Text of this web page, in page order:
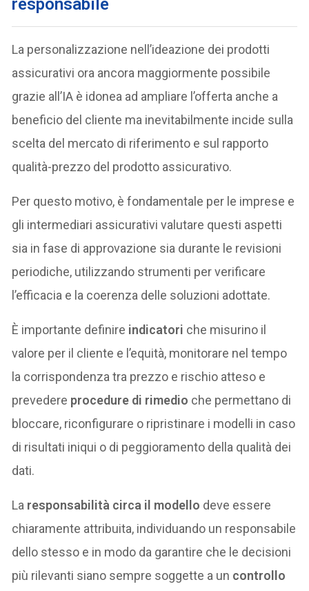
responsabile
La personalizzazione nell’ideazione dei prodotti
assicurativi ora ancora maggiormente possibile
grazie all’IA è idonea ad ampliare l’offerta anche a
beneficio del cliente ma inevitabilmente incide sulla
scelta del mercato di riferimento e sul rapporto
qualità-prezzo del prodotto assicurativo.
Per questo motivo, è fondamentale per le imprese e
gli intermediari assicurativi valutare questi aspetti
sia in fase di approvazione sia durante le revisioni
periodiche, utilizzando strumenti per verificare
l’efficacia e la coerenza delle soluzioni adottate.
È importante definire indicatori che misurino il
valore per il cliente e l’equità, monitorare nel tempo
la corrispondenza tra prezzo e rischio atteso e
prevedere procedure di rimedio che permettano di
bloccare, riconfigurare o ripristinare i modelli in caso
di risultati iniqui o di peggioramento della qualità dei
dati.
La responsabilità circa il modello deve essere
chiaramente attribuita, individuando un responsabile
dello stesso e in modo da garantire che le decisioni
più rilevanti siano sempre soggette a un controllo